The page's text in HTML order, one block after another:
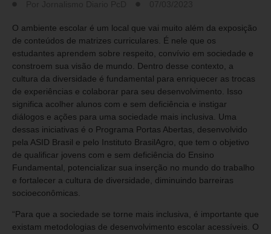
O ambiente escolar é um local que vai muito além da exposição
de conteúdos de matrizes curriculares. É nele que os
estudantes aprendem sobre respeito, convívio em sociedade e
constroem sua visão de mundo. Dentro desse contexto, a
cultura da diversidade é fundamental para enriquecer as trocas
de experiências e colaborar para seu desenvolvimento. Isso
significa acolher alunos com e sem deficiência e instigar
diálogos e ações para uma sociedade mais inclusiva. Uma
dessas iniciativas é o Programa Portas Abertas, desenvolvido
pela ASID Brasil e pelo Instituto BrasilAgro, que tem o objetivo
de qualificar jovens com e sem deficiência do Ensino
Fundamental, potencializar sua inserção no mundo do trabalho
e fortalecer a cultura de diversidade, diminuindo barreiras
socioeconômicas.
“Para que a sociedade se torne mais inclusiva, é importante que
existam metodologias de desenvolvimento escolar acessíveis. O